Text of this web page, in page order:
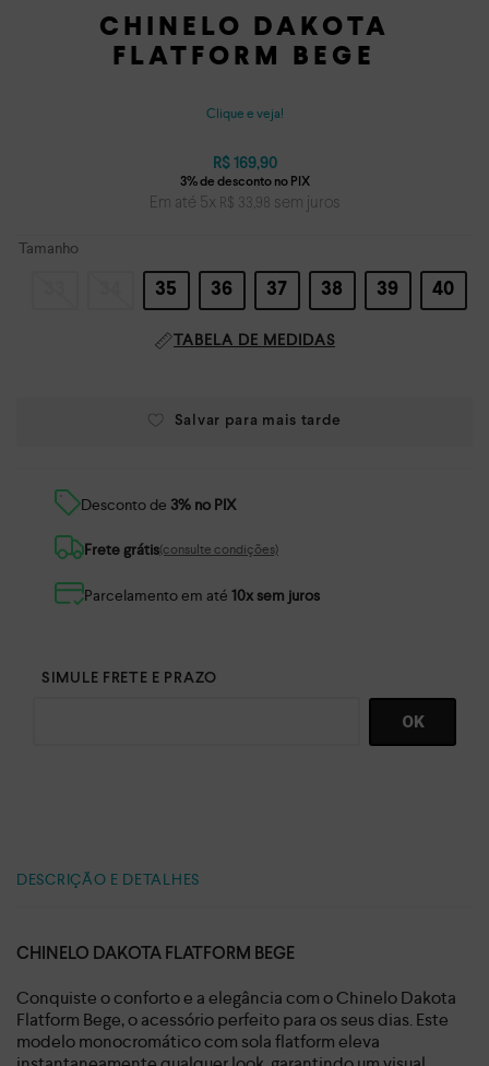
CHINELO DAKOTA
FLATFORM BEGE
Clique e veja!
R$ 169,90
Em até 5x R$ 33,98 sem juros
Tamanho
35 36 37 38 39 40
TABELA DE MEDIDAS
Desconto de 3% no PIX
Frete grátis(consulte condições)
Parcelamento em até 10x sem juros
DESCRIÇÃO E DETALHES
CHINELO DAKOTA FLATFORM BEGE
Conquiste o conforto e a elegância com o Chinelo Dakota
Flatform Bege, o acessório perfeito para os seus dias. Este
modelo monocromático com sola flatform eleva